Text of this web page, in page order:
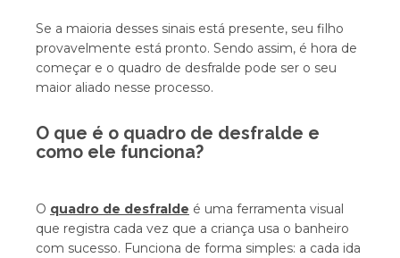
Se a maioria desses sinais está presente, seu filho
provavelmente está pronto. Sendo assim, é hora de
começar e o quadro de desfralde pode ser o seu
maior aliado nesse processo.
O que é o quadro de desfralde e
como ele funciona?
O quadro de desfralde é uma ferramenta visual
que registra cada vez que a criança usa o banheiro
com sucesso. Funciona de forma simples: a cada ida